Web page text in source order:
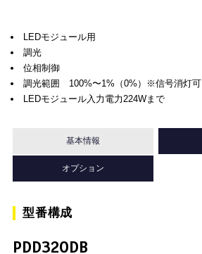
LEDモジュール用
調光
位相制御
調光範囲 100%〜1%（0%）※信号消灯可
LEDモジュール入力電力224Wまで
基本情報
オプション
型番構成
PDD320DB